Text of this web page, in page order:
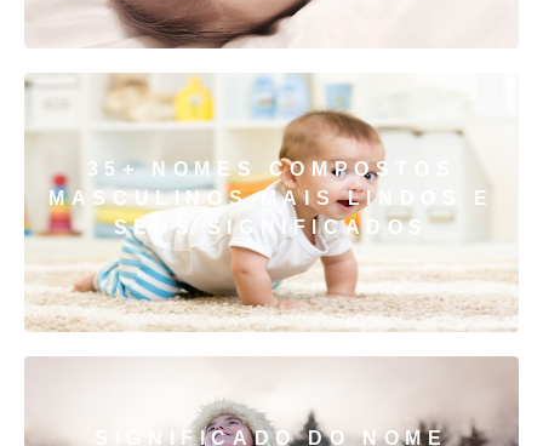
35+ NOMES COMPOSTOS
MASCULINOS MAIS LINDOS E
SEUS SIGNIFICADOS
SIGNIFICADO DO NOME